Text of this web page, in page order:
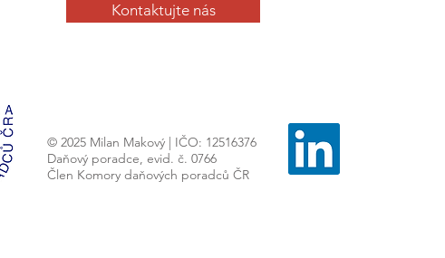
Kontaktujte nás
© 2025 Milan Makový | IČO: 12516376
Daňový poradce, evid. č. 0766
Člen Komory daňových poradců ČR